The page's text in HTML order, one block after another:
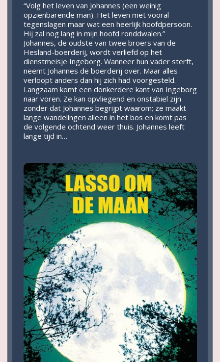
“Volg het leven van Johannes (een weinig
opzienbarende man). Het leven met vooral
tegenslagen maar wat een heerlijk hoofdpersoon.
Hij zal nog lang in mijn hoofd ronddwalen.”
Johannes, de oudste van twee broers van de
Hesland-boerderij, wordt verliefd op het
dienstmeisje Ingeborg. Wanneer hun vader sterft,
neemt Johannes de boerderij over. Maar alles
verloopt anders dan hij zich had voorgesteld.
Langzaam komt een donkerdere kant van Ingeborg
naar voren. Ze kan opvliegend en onstabiel zijn
zonder dat Johannes begrijpt waarom; ze maakt
lange wandelingen alleen in het bos en komt pas
de volgende ochtend weer thuis. Johannes leeft
lange tijd in…